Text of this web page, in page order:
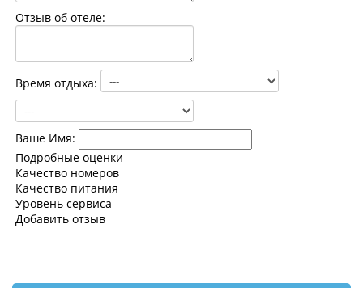
Отзыв об отеле:
Время отдыха:
Ваше Имя:
Подробные оценки
Качество номеров
Качество питания
Уровень сервиса
Добавить отзыв